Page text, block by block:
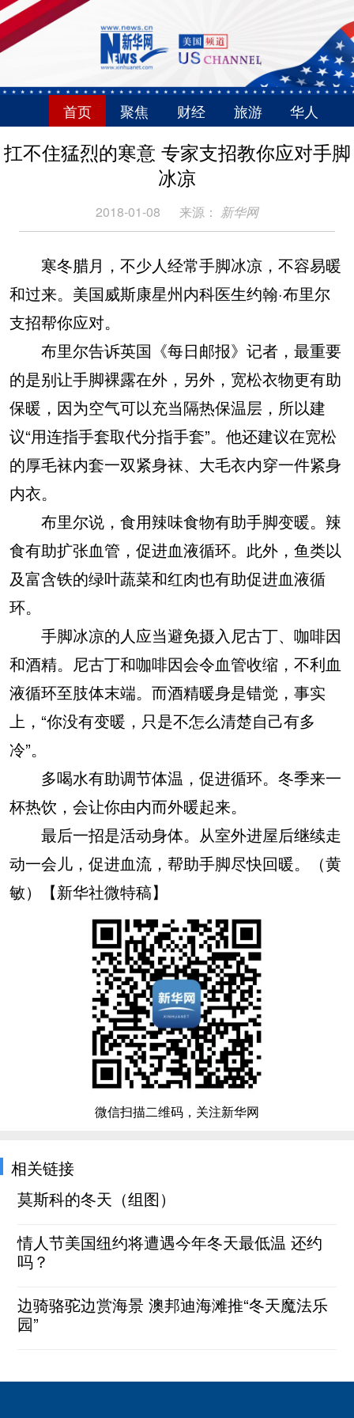
首页 聚焦 财经 旅游 华人
扛不住猛烈的寒意 专家支招教你应对手脚
冰凉
2018-01-08 来源： 新华网
寒冬腊月，不少人经常手脚冰凉，不容易暖
和过来。美国威斯康星州内科医生约翰·布里尔
支招帮你应对。
布里尔告诉英国《每日邮报》记者，最重要
的是别让手脚裸露在外，另外，宽松衣物更有助
保暖，因为空气可以充当隔热保温层，所以建
议“用连指手套取代分指手套”。他还建议在宽松
的厚毛袜内套一双紧身袜、大毛衣内穿一件紧身
内衣。
布里尔说，食用辣味食物有助手脚变暖。辣
食有助扩张血管，促进血液循环。此外，鱼类以
及富含铁的绿叶蔬菜和红肉也有助促进血液循
环。
手脚冰凉的人应当避免摄入尼古丁、咖啡因
和酒精。尼古丁和咖啡因会令血管收缩，不利血
液循环至肢体末端。而酒精暖身是错觉，事实
上，“你没有变暖，只是不怎么清楚自己有多
冷”。
多喝水有助调节体温，促进循环。冬季来一
杯热饮，会让你由内而外暖起来。
最后一招是活动身体。从室外进屋后继续走
动一会儿，促进血流，帮助手脚尽快回暖。（黄
敏）【新华社微特稿】
微信扫描二维码，关注新华网
相关链接
莫斯科的冬天（组图）
情人节美国纽约将遭遇今年冬天最低温 还约
吗？
边骑骆驼边赏海景 澳邦迪海滩推“冬天魔法乐
园”